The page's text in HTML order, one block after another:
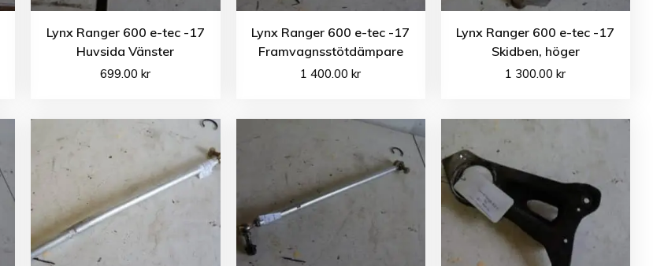
Lynx Ranger 600 e-tec -17
Huvsida Vänster
699.00kr
Lynx Ranger 600 e-tec -17
Framvagnsstötdämpare
1 400.00kr
Lynx Ranger 600 e-tec -17
Skidben, höger
1 300.00kr